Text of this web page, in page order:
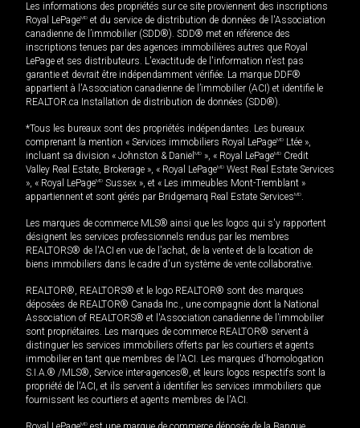
Les informations des propriétés sur ce site proviennent des inscriptions
Royal LePageMD et du service de distribution de données de l'Association
canadienne de l’immobilier (SDD®). SDD® met en référence des
inscriptions tenues par des agences immobilières autres que Royal
LePage et ses distributeurs. L'exactitude de l'information n'est pas
garantie et devrait être indépendamment vérifiée. La marque DDF®
appartient à l'Association canadienne de l’immobilier (ACI) et identifie le
REALTOR.ca Installation de distribution de données (SDD®).
*Tous les bureaux sont des propriétés indépendantes. Les bureaux
comprenant la mention « Services immobiliers Royal LePageMD Ltée »,
incluant sa division « Johnston & Daniel MD », « Royal LePageMD Credit
Valley Real Estate, Brokerage », « Royal LePageMD West Real Estate Services
», « Royal LePageMD Sussex », et « Les immeubles Mont-Tremblant »
appartiennent et sont gérés par Bridgemarq Real Estate ServicesMD.
Les marques de commerce MLS® ainsi que les logos qui s'y rapportent
désignent les services professionnels rendus par les membres
REALTORS® de l'ACI en vue de l'achat, de la vente et de la location de
biens immobiliers dans le cadre d'un système de vente collaborative.
REALTOR®, REALTORS® et le logo REALTOR® sont des marques
déposées de REALTOR® Canada Inc., une compagnie dont la National
Association of REALTORS® et l'Association canadienne de l’immobilier
sont propriétaires. Les marques de commerce REALTOR® servent à
distinguer les services immobiliers offerts par les courtiers et agents
immobilier en tant que membres de l'ACI. Les marques d'homologation
S.I.A.® /MLS®, Service inter-agences®, et leurs logos respectifs sont la
propriété de l'ACI, et ils servent à identifier les services immobiliers que
fournissent les courtiers et agents membres de l'ACI.
MD